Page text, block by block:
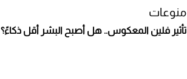
منوعات
تأثير فلين المعكوس.. هل أصبح البشر أقل ذكاءً؟